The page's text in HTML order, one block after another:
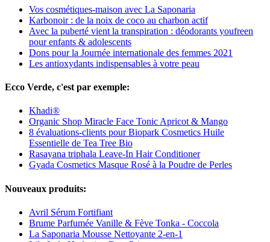
Vos cosmétiques-maison avec La Saponaria
Karbonoir : de la noix de coco au charbon actif
Avec la puberté vient la transpiration : déodorants youfreen
pour enfants & adolescents
Dons pour la Journée internationale des femmes 2021
Les antioxydants indispensables à votre peau
Ecco Verde, c'est par exemple:
Khadi®
Organic Shop Miracle Face Tonic Apricot & Mango
8 évaluations-clients pour Biopark Cosmetics Huile
Essentielle de Tea Tree Bio
Rasayana triphala Leave-In Hair Conditioner
Gyada Cosmetics Masque Rosé à la Poudre de Perles
Nouveaux produits:
Avril Sérum Fortifiant
Brume Parfumée Vanille & Fève Tonka - Coccola
La Saponaria Mousse Nettoyante 2-en-1